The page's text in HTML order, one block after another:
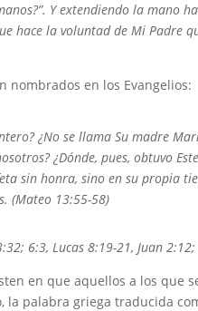
Y extendiendo la mano
hace la voluntad de Mi Padre
nombrados en los Evangelios:
¿No se llama Su madre
¿Dónde, pues, obtuvo
sin honra, sino en su propia
(Mateo 13:55-58)
6:3, Lucas 8:19-21, Juan
en que aquellos a los que
la palabra griega traducida